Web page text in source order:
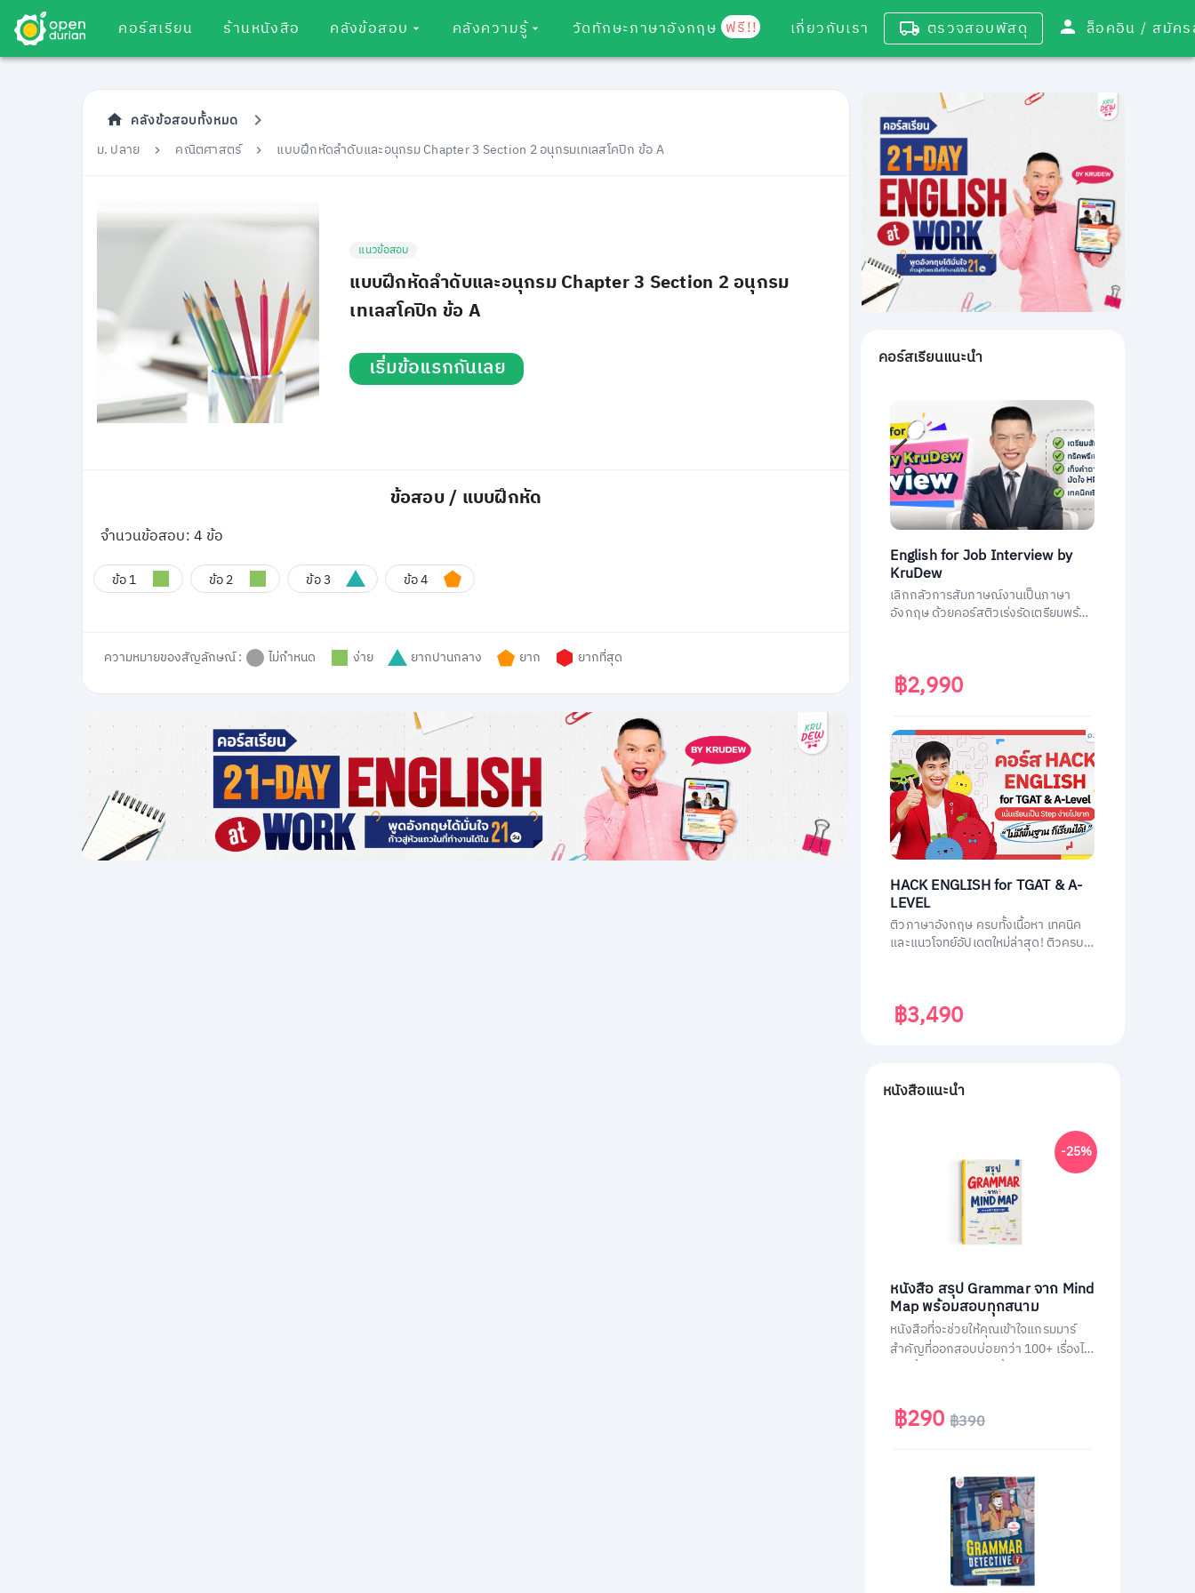
คอร์สเรียน ร้านหนังสือ คลังข้อสอบ คลังความรู้ วัดทักษะภาษาอังกฤษ ฟรี!! เกี่ยวกับเรา ตรวจสอบพัสดุ ล็อคอิน /
คลังข้อสอบทั้งหมด
ม. ปลาย
คณิตศาสตร์ แบบฝึกหัดลำดับและอนุกรม Chapter 3 Section 2 อนุกรมเทเลสโคปิก ข้อ A
แนวข้อสอบ
แบบฝึกหัดลำดับและอนุกรม Chapter 3 Section 2 อนุกรม
เทเลสโคปิก ข้อ A
เริ่มข้อแรกกันเลย
ข้อสอบ / แบบฝึกหัด
จำนวนข้อสอบ: 4 ข้อ
ข้อ 1 ข้อ 2 ข้อ 3 ข้อ 4
ความหมายของสัญลักษณ์ : ไม่กำหนด ง่าย ยากปานกลาง ยาก ยากที่สุด
คอร์สเรียนแนะนำ
English for Job Interview by
KruDew
เลิกกลัวการสัมภาษณ์งานเป็นภาษา
อังกฤษ ด้วยคอร์สติวเร่งรัดเตรียมพร้อม
฿2,990
HACK ENGLISH for TGAT & A-
LEVEL
ติวภาษาอังกฤษ ครบทั้งเนื้อหา เทคนิค
และแนวโจทย์อัปเดตใหม่ล่าสุด! ติวครบ
฿3,490
หนังสือแนะนำ
หนังสือ สรุป Grammar จาก Mind
Map พร้อมสอบทุกสนาม
หนังสือที่จะช่วยให้คุณเข้าใจแกรมมาร์
สำคัญที่ออกสอบบ่อยกว่า 100+ เรื่องได้
ที่มาพร้อมกับการคัดกรองเนื้อหาแยก
ตามสนามสอบ และแบบฝึกหัดทบทวน
-25%
฿290฿390